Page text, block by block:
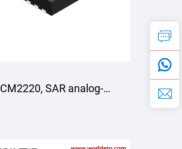
CM2220, SAR analog-